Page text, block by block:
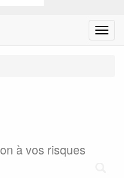
Menu
à vos risques